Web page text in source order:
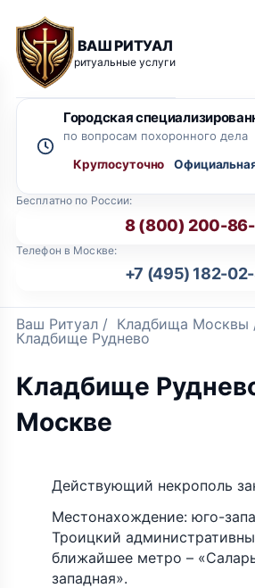
ВАШ РИТУАЛ
ритуальные услуги
Бесплатно по России:
8 (800) 200-
Телефон в Москве:
+7 (495) 182-
Городская
по вопросам похоронного дела
Круглосуточно
Ваш Ритуал / Кладбища Москвы
Кладбище Руднево
Кладбище
Москве
Действующий некрополь
Местонахождение: юго-
Троицкий
ближайшее метро –
западная».